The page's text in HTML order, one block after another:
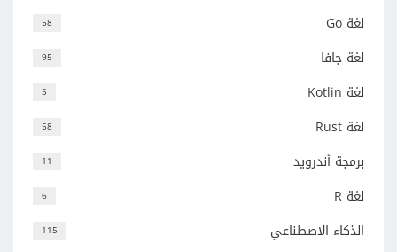
58 لغة Go
95 لغة جافا
5 لغة Kotlin
58 لغة Rust
11 برمجة أندرويد
6 لغة R
115 الذكاء الاصطناعي